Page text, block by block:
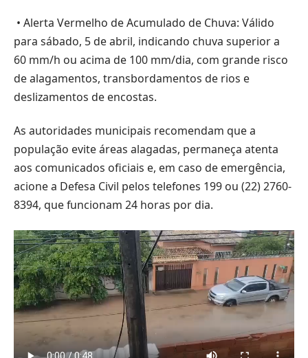
• Alerta Vermelho de Acumulado de Chuva: Válido
para sábado, 5 de abril, indicando chuva superior a
60 mm/h ou acima de 100 mm/dia, com grande risco
de alagamentos, transbordamentos de rios e
deslizamentos de encostas.
As autoridades municipais recomendam que a
população evite áreas alagadas, permaneça atenta
aos comunicados oficiais e, em caso de emergência,
acione a Defesa Civil pelos telefones 199 ou (22) 2760-
8394, que funcionam 24 horas por dia.